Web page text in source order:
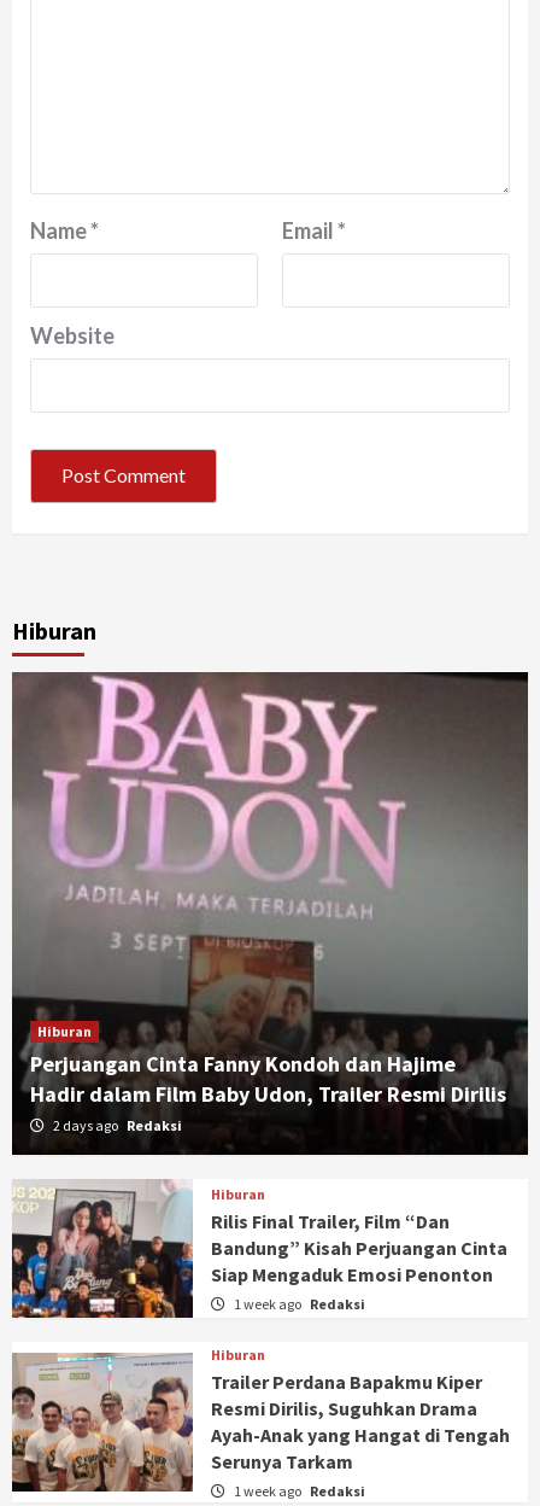
Name* Email*
Website
Hiburan
Hiburan
Perjuangan Cinta Fanny Kondoh dan Hajime
Hadir dalam Film Baby Udon, Trailer Resmi Dirilis
2 days ago Redaksi
Hiburan
Rilis Final Trailer, Film “Dan
Bandung” Kisah Perjuangan Cinta
Siap Mengaduk Emosi Penonton
1 week ago Redaksi
Hiburan
Trailer Perdana Bapakmu Kiper
Resmi Dirilis, Suguhkan Drama
Ayah-Anak yang Hangat di Tengah
Serunya Tarkam
1 week ago Redaksi